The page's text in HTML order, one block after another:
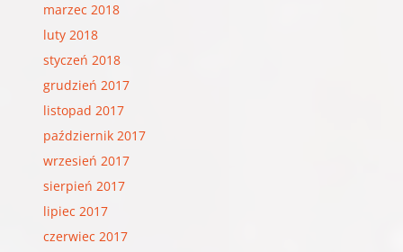
marzec 2018
luty 2018
styczeń 2018
grudzień 2017
listopad 2017
październik 2017
wrzesień 2017
sierpień 2017
lipiec 2017
czerwiec 2017